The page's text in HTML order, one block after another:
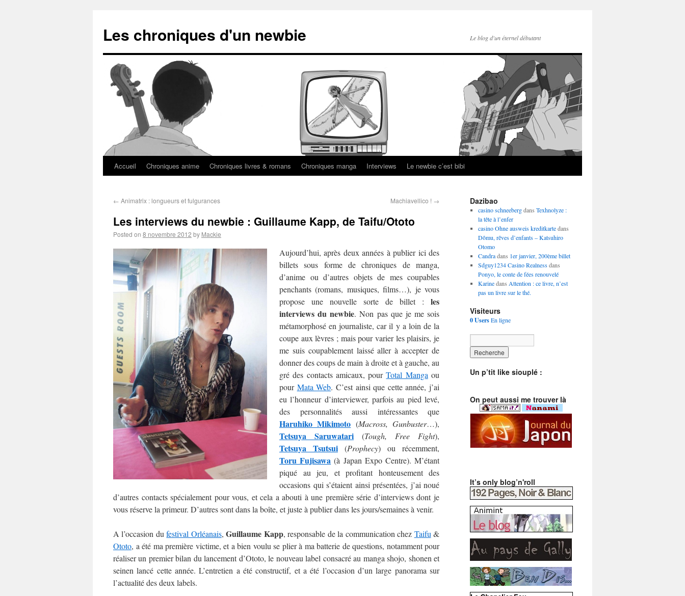
Les chroniques d'un newbie Le blog d'un éternel débutant
Accueil Chroniques anime Chroniques livres & romans Chroniques manga Interviews Le newbie c’est bibi
← Animatrix : longueurs et fulgurances Machiavellico ! →
Les interviews du newbie : Guillaume Kapp, de Taifu/Ototo
Posted on 8 novembre 2012 by Mackie
Aujourd’hui, après deux années à publier ici des
billets sous forme de chroniques de manga,
d’anime ou d’autres objets de mes coupables
penchants (romans, musiques, films…), je vous
propose une nouvelle sorte de billet : les
interviews du newbie. Non pas que je me sois
métamorphosé en journaliste, car il y a loin de la
coupe aux lèvres ; mais pour varier les plaisirs, je
me suis coupablement laissé aller à accepter de
donner des coups de main à droite et à gauche, au
gré des contacts amicaux, pourTotal Manga ou
pour Mata Web. C’est ainsi que cette année, j’ai
eu l’honneur d’interviewer, parfois au pied levé,
des personnalités aussi intéressantes que
Haruhiko Mikimoto (Macross, Gunbuster…),
Tetsuya Saruwatari (Tough, Free Fight),
Tetsuya Tsutsui (Prophecy) ou récemment,
Toru Fujisawa (à Japan Expo Centre). M’étant
piqué au jeu, et profitant honteusement des
occasions qui s’étaient ainsi présentées, j’ai noué
d’autres contacts spécialement pour vous, et cela a abouti à une première série d’interviews dont je
vous réserve la primeur. D’autres sont dans la boîte, et juste à publier dans les jours/semaines à venir.
A l’occasion dufestival Orléanais, Guillaume Kapp, responsable de la communication chez Taifu &
Ototo, a été ma première victime, et a bien voulu se plier à ma batterie de questions, notamment pour
réaliser un premier bilan du lancement d’Ototo, le nouveau label consacré au manga shojo, shonen et
seinen lancé cette année. L’entretien a été constructif, et a été l’occasion d’un large panorama sur
l’actualité des deux labels.
Dazibao
casino schneebergdans Texhnolyze :
la tête à l’enfer
casino Ohne ausweis kreditkartedans
Dômu, rêves d’enfants – Katsuhiro
Otomo
Candradans 1er janvier, 200ème billet
Sdguy1234 Casino Realnessdans
Ponyo, le conte de fées renouvelé
Karinedans Attention : ce livre, n’est
pas un livre sur le thé.
Visiteurs
0 UsersEn ligne
Un p’tit like siouplé :
On peut aussi me trouver là
It’s only blog’n'roll